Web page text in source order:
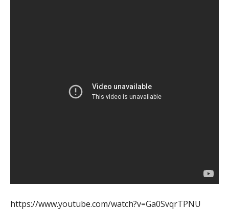
https://www.youtube.com/watch?v=Ga0SvqrTPNU